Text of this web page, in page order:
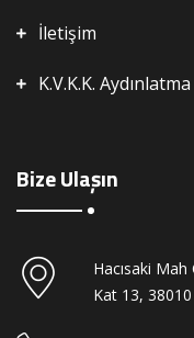
İletişim
K.V.K.K.
Bize Ulaşın
Hacısaki
Kat 13,